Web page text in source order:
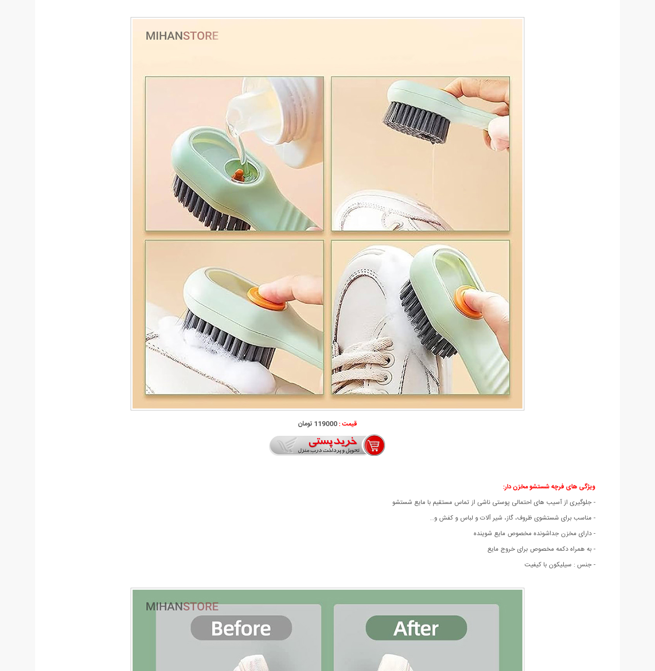
قیمت :119000 تومان
ویژگی های فرچه شستشو مخزن دار:
- جلوگیری از آسیب های احتمالی پوستی ناشی از تماس مستقیم با مایع شستشو
- مناسب برای شستشوی ظروف، گاز، شیر آلات و لباس و کفش و…
- دارای مخزن جداشونده مخصوص مایع شوینده
- به همراه دکمه مخصوص برای خروج مایع
- جنس : سیلیکون با کیفیت